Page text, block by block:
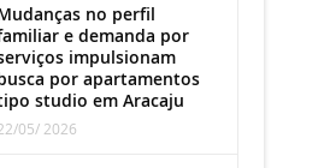
no perfil
e demanda por
impulsionam
por apartamentos
studio em Aracaju
05/ 2026